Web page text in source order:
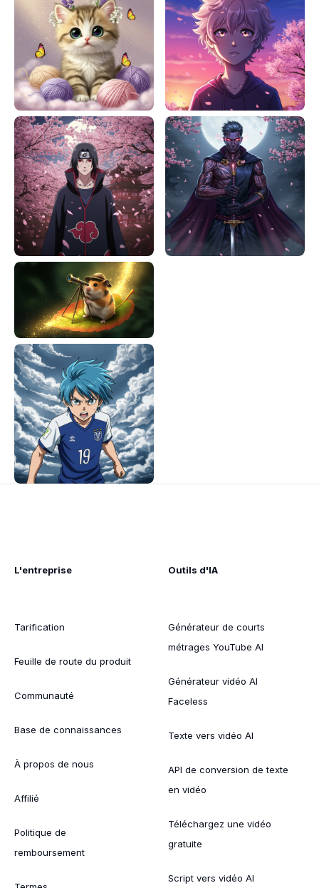
L'entreprise
Tarification
Feuille de route du produit
Communauté
Base de connaissances
À propos de nous
Affilié
Politique de
remboursement
Outils d'IA
Générateur de courts
métrages YouTube AI
Générateur vidéo AI
Faceless
Texte vers vidéo AI
API de conversion de texte
en vidéo
Téléchargez une vidéo
gratuite
Script vers vidéo AI